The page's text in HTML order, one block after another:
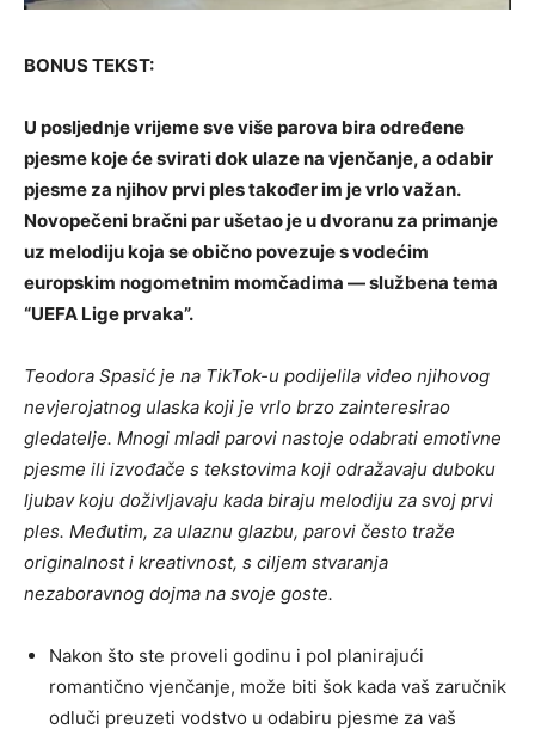
BONUS TEKST:
U posljednje vrijeme sve više parova bira određene
pjesme koje će svirati dok ulaze na vjenčanje, a odabir
pjesme za njihov prvi ples također im je vrlo važan.
Novopečeni bračni par ušetao je u dvoranu za primanje
uz melodiju koja se obično povezuje s vodećim
europskim nogometnim momčadima — službena tema
“UEFA Lige prvaka”.
Teodora Spasić je na TikTok-u podijelila video njihovog
nevjerojatnog ulaska koji je vrlo brzo zainteresirao
gledatelje. Mnogi mladi parovi nastoje odabrati emotivne
pjesme ili izvođače s tekstovima koji odražavaju duboku
ljubav koju doživljavaju kada biraju melodiju za svoj prvi
ples. Međutim, za ulaznu glazbu, parovi često traže
originalnost i kreativnost, s ciljem stvaranja
nezaboravnog dojma na svoje goste.
Nakon što ste proveli godinu i pol planirajući
romantično vjenčanje, može biti šok kada vaš zaručnik
odluči preuzeti vodstvo u odabiru pjesme za vaš